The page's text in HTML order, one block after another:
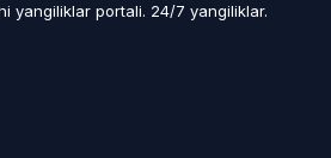
yangiliklar portali. 24/7 yangiliklar.